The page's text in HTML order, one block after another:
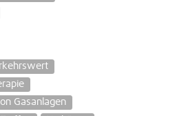
Gasanlagen